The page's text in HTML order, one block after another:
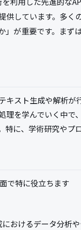
供しています。多
」が重要です。ま
キスト生成や解析が
理を学んでいく中
に、学術研究やプ
で特に役立ちます
おけるデータ分析